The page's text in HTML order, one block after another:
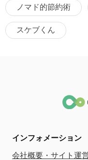
ノマド的節約術
スケブくん
インフォメーション
会社概要・サイト運